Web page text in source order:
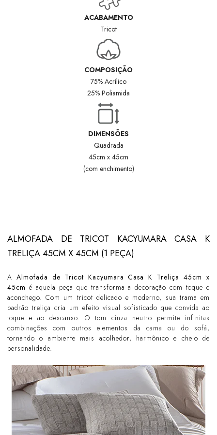
ACABAMENTO
Tricot
COMPOSIÇÃO
75% Acrílico
25% Poliamida
DIMENSÕES
Quadrada
45cm x 45cm
(com enchimento)
ALMOFADA DE TRICOT KACYUMARA CASA K
TRELIÇA 45CM X 45CM (1 PEÇA)
A Almofada de Tricot Kacyumara Casa K Treliça 45cm x
45cm é aquela peça que transforma a decoração com toque e
aconchego. Com um tricot delicado e moderno, sua trama em
padrão treliça cria um efeito visual sofisticado que convida ao
toque e ao descanso. O tom cinza neutro permite infinitas
combinações com outros elementos da cama ou do sofá,
tornando o ambiente mais acolhedor, harmônico e cheio de
personalidade.